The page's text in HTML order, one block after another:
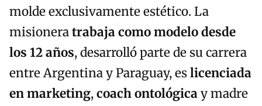
molde exclusivamente estético. La
misioneratrabaja como modelo desde
los 12 años, desarrolló parte de su carrera
entre Argentina y Paraguay, eslicenciada
en marketing,coach ontológicay madre